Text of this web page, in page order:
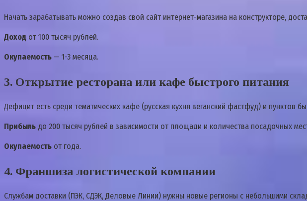
Начать зарабатывать можно создав свой сайт интернет-магазина на конструкторе,
Доход от 100 тысяч рублей.
Окупаемость — 1-3 месяца.
3. Открытие ресторана или кафе быстрого питания
Дефицит есть среди тематических кафе (русская кухня веганский фастфуд) и
Прибыль до 200 тысяч рублей в зависимости от площади и количества посадочных
Окупаемость от года.
4. Франшиза логистической компании
Службам доставки (ПЭК, СДЭК, Деловые Линии) нужны новые регионы с небольшими